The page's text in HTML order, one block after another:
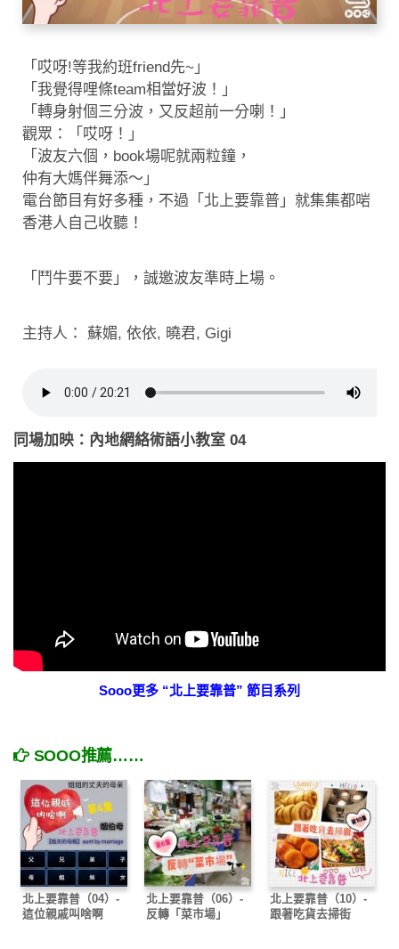
「哎呀!等我約班friend先~」
「我覺得哩條team相當好波！」
「轉身射個三分波，又反超前一分喇！」
觀眾：「哎呀！」
「波友六個，book場呢就兩粒鐘，
仲有大媽伴舞添～」
電台節目有好多種，不過「北上要靠普」就集集都啱
香港人自己收聽！
「鬥牛要不要」，誠邀波友準時上場。
主持人： 蘇媚, 依依, 曉君, Gigi
同場加映：內地網絡術語小教室 04
Sooo更多 “北上要靠普” 節目系列
SOOO推薦……
北上要靠普（04）-
這位親戚叫啥啊
北上要靠普（06）-
反轉「菜市場」
北上要靠普（10）-
跟著吃貨去掃街